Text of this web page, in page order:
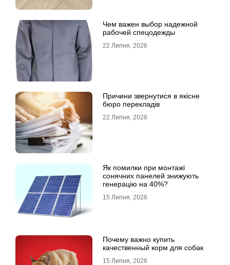
Чем важен выбор надежной
рабочей спецодежды
22 Липня, 2026
Причини звернутися в якісне
бюро перекладів
22 Липня, 2026
Як помилки при монтажі
сонячних панелей знижують
генерацію на 40%?
15 Липня, 2026
Почему важно купить
качественный корм для собак
15 Липня, 2026